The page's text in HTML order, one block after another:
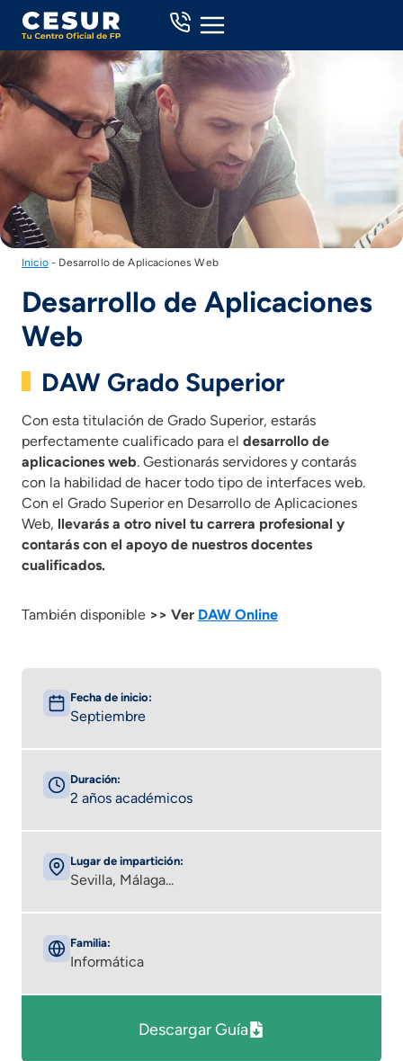
Skip
content
Inicio- Desarrollo de Aplicaciones Web
Desarrollo de Aplicaciones
Web
DAW Grado Superior
Con esta titulación de Grado Superior, estarás
perfectamente cualificado para el desarrollo de
aplicaciones web. Gestionarás servidores y contarás
con la habilidad de hacer todo tipo de interfaces web.
Con el Grado Superior en Desarrollo de Aplicaciones
Web, llevarás a otro nivel tu carrera profesional y
contarás con el apoyo de nuestros docentes
cualificados.
También disponible >> Ver DAW Online
Fecha de inicio:
Septiembre
Duración:
2 años académicos
Lugar de impartición:
Sevilla, Málaga...
Familia:
Informática
Descargar Guía